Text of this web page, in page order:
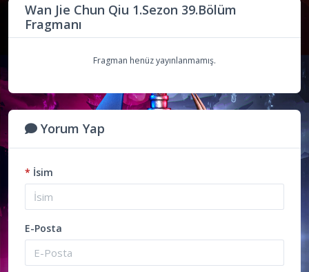
Wan Jie Chun Qiu 1.Sezon 39.Bölüm
Fragmanı
Fragman henüz yayınlanmamış.
Yorum Yap
* İsim
E-Posta